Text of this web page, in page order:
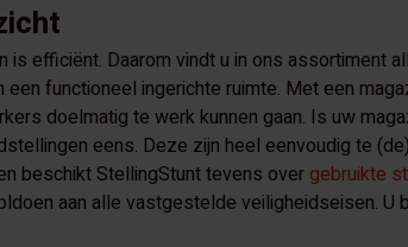
efficiënt. Daarom vindt u in ons assortiment
functioneel ingerichte ruimte. Met een
doelmatig te werk kunnen gaan. Is uw
eens. Deze zijn heel eenvoudig te
beschikt StellingStunt tevens over gebruikte
aan alle vastgestelde veiligheidseisen. U